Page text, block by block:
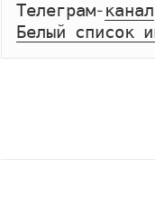
Телеграм- канал
Белый список